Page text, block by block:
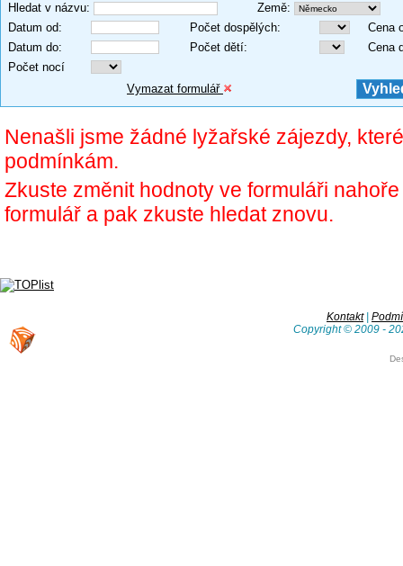
Hledat v názvu: Země:
Datum od: Počet dospělých:
Cena
Datum do: Počet dětí:
Cena
Počet nocí
Vymazat formulář
Nenašli jsme žádné lyžařské zájezdy,
podmínkám.
Zkuste změnit hodnoty ve formuláři
formulář a pak zkuste hledat znovu.
Kontakt|
Copyright © 2009 -